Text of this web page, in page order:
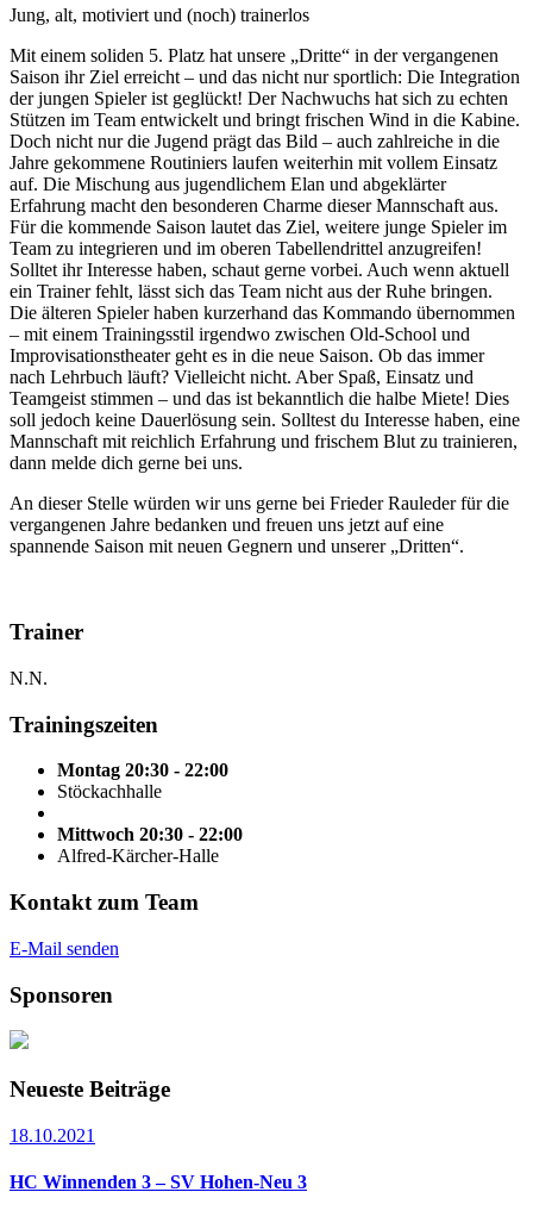
Jung, alt, motiviert und (noch) trainerlos
Mit einem soliden 5. Platz hat unsere „Dritte“ in der vergangenen
Saison ihr Ziel erreicht – und das nicht nur sportlich: Die Integration
der jungen Spieler ist geglückt! Der Nachwuchs hat sich zu echten
Stützen im Team entwickelt und bringt frischen Wind in die Kabine.
Doch nicht nur die Jugend prägt das Bild – auch zahlreiche in die
Jahre gekommene Routiniers laufen weiterhin mit vollem Einsatz
auf. Die Mischung aus jugendlichem Elan und abgeklärter
Erfahrung macht den besonderen Charme dieser Mannschaft aus.
Für die kommende Saison lautet das Ziel, weitere junge Spieler im
Team zu integrieren und im oberen Tabellendrittel anzugreifen!
Solltet ihr Interesse haben, schaut gerne vorbei. Auch wenn aktuell
ein Trainer fehlt, lässt sich das Team nicht aus der Ruhe bringen.
Die älteren Spieler haben kurzerhand das Kommando übernommen
– mit einem Trainingsstil irgendwo zwischen Old-School und
Improvisationstheater geht es in die neue Saison. Ob das immer
nach Lehrbuch läuft? Vielleicht nicht. Aber Spaß, Einsatz und
Teamgeist stimmen – und das ist bekanntlich die halbe Miete! Dies
soll jedoch keine Dauerlösung sein. Solltest du Interesse haben, eine
Mannschaft mit reichlich Erfahrung und frischem Blut zu trainieren,
dann melde dich gerne bei uns.
An dieser Stelle würden wir uns gerne bei Frieder Rauleder für die
vergangenen Jahre bedanken und freuen uns jetzt auf eine
spannende Saison mit neuen Gegnern und unserer „Dritten“.
Trainer
N.N.
Trainingszeiten
Montag 20:30 - 22:00
Stöckachhalle
Mittwoch 20:30 - 22:00
Alfred-Kärcher-Halle
Kontakt zum Team
E-Mail senden
Sponsoren
Neueste Beiträge
18.10.2021
HC Winnenden 3 – SV Hohen-Neu 3